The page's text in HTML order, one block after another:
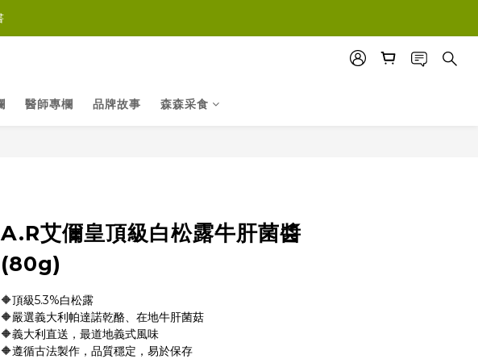
醫師專欄 品牌故事 森森采食
A.R艾儞皇頂級白松露牛肝菌醬
(80g)
🔶頂級5.3%白松露
🔶嚴選義大利帕達諾乾酪、在地牛肝菌菇
🔶義大利直送，最道地義式風味
🔶遵循古法製作，品質穩定，易於保存